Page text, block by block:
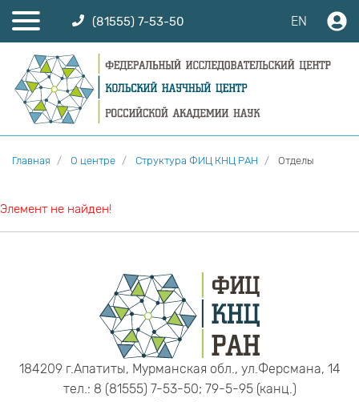
(81555) 7-53-50 EN
Главная О центре Структура ФИЦ КНЦ РАН Отделы
Элемент не найден!
184209 г.Апатиты, Мурманская обл., ул.Ферсмана, 14
тел.: 8 (81555) 7-53-50; 79-5-95 (канц.)